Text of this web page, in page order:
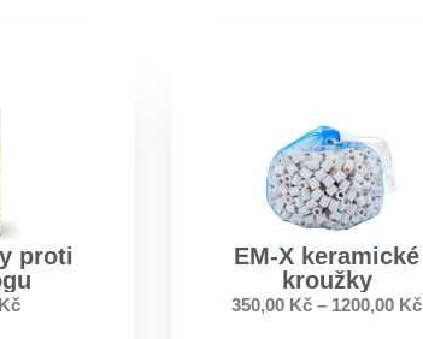
proti
Kč
EM-X keramické
kroužky
350,00 Kč – 1200,00 Kč